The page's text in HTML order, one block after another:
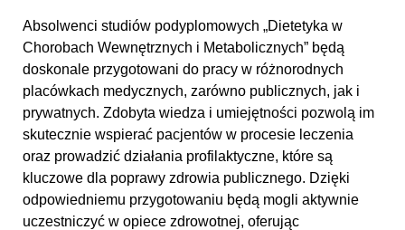
Absolwenci studiów podyplomowych „Dietetyka w
Chorobach Wewnętrznych i Metabolicznych” będą
doskonale przygotowani do pracy w różnorodnych
placówkach medycznych, zarówno publicznych, jak i
prywatnych. Zdobyta wiedza i umiejętności pozwolą im
skutecznie wspierać pacjentów w procesie leczenia
oraz prowadzić działania profilaktyczne, które są
kluczowe dla poprawy zdrowia publicznego. Dzięki
odpowiedniemu przygotowaniu będą mogli aktywnie
uczestniczyć w opiece zdrowotnej, oferując